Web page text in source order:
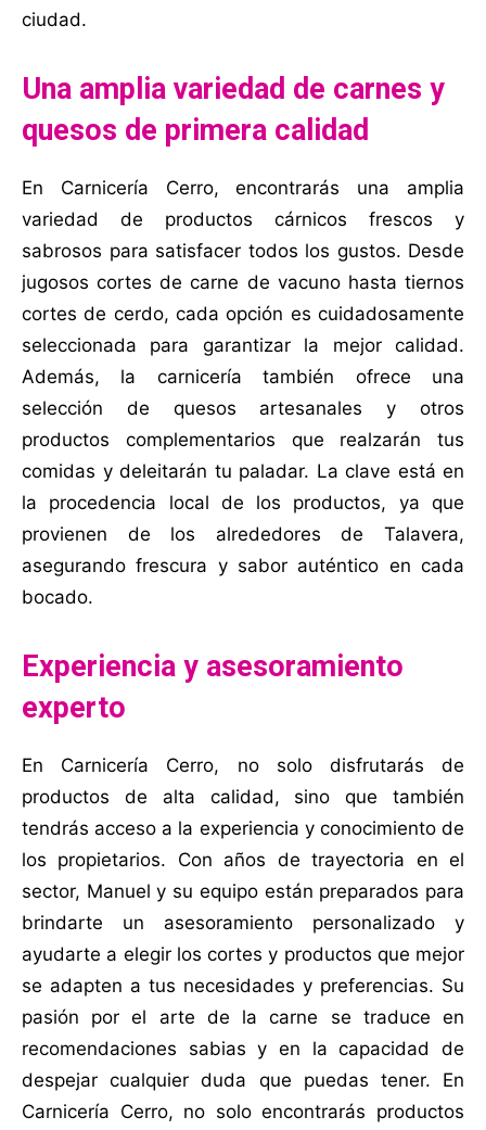
ciudad.
Una amplia variedad de carnes y
quesos de primera calidad
En Carnicería Cerro, encontrarás una amplia
variedad de productos cárnicos frescos y
sabrosos para satisfacer todos los gustos. Desde
jugosos cortes de carne de vacuno hasta tiernos
cortes de cerdo, cada opción es cuidadosamente
seleccionada para garantizar la mejor calidad.
Además, la carnicería también ofrece una
selección de quesos artesanales y otros
productos complementarios que realzarán tus
comidas y deleitarán tu paladar. La clave está en
la procedencia local de los productos, ya que
provienen de los alrededores de Talavera,
asegurando frescura y sabor auténtico en cada
bocado.
Experiencia y asesoramiento
experto
En Carnicería Cerro, no solo disfrutarás de
productos de alta calidad, sino que también
tendrás acceso a la experiencia y conocimiento de
los propietarios. Con años de trayectoria en el
sector, Manuel y su equipo están preparados para
brindarte un asesoramiento personalizado y
ayudarte a elegir los cortes y productos que mejor
se adapten a tus necesidades y preferencias. Su
pasión por el arte de la carne se traduce en
recomendaciones sabias y en la capacidad de
despejar cualquier duda que puedas tener. En
Carnicería Cerro, no solo encontrarás productos